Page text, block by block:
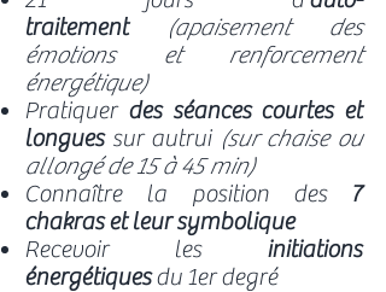
traitement
(apaisement des
émotions et renforcement
énergétique)
Pratiquerdes séances courtes et
longuessur autrui (sur chaise ou
allongé de 15 à 45 min)
Connaître la position des 7
chakras et leur symbolique
Recevoir les initiations
énergétiquesdu 1er degré